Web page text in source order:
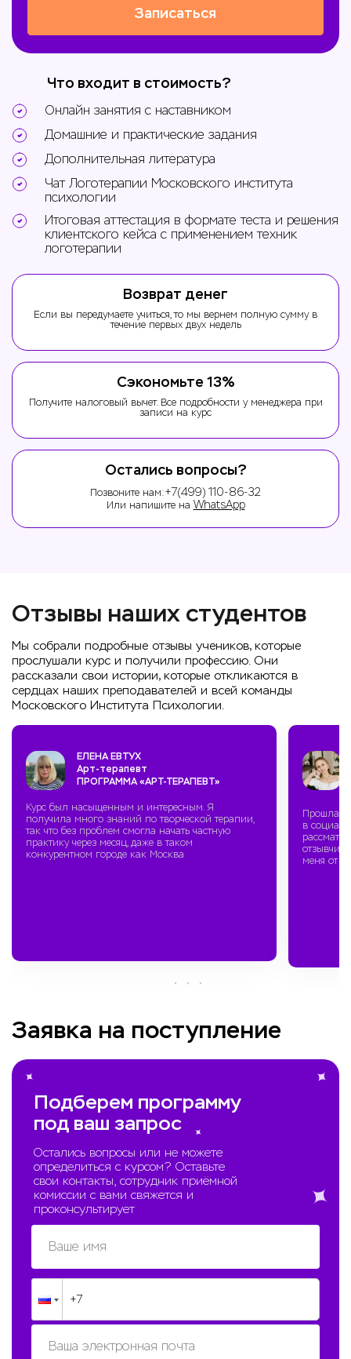
Записаться
Что входит в стоимость?
Онлайн занятия с наставником
Домашние и практические задания
Дополнительная литература
Чат Логотерапии Московского института
психологии
Итоговая аттестация в формате теста и решения
клиентского кейса с применением техник
логотерапии
Возврат денег
Если вы передумаете учиться, то мы вернем полную сумму в
течение первых двух недель
Сэкономьте 13%
Получите налоговый вычет. Все подробности у менеджера при
записи на курс
Остались вопросы?
Позвоните нам:+7(499) 110-86-32
Или напишите на WhatsApp
Отзывы наших студентов
Мы собрали подробные отзывы учеников, которые
прослушали курс и получили профессию. Они
рассказали свои истории, которые откликаются в
сердцах наших преподавателей и всей команды
Московского Института Психологии.
ЕЛЕНА ЕВТУХ
Арт-терапевт
ПРОГРАММА «АРТ-ТЕРАПЕВТ»
Курс был насыщенным и интересным. Я
получила много знаний по творческой терапии,
так что без проблем смогла начать частную
практику через месяц, даже в таком
конкурентном городе как Москва
Прошла
в
меня от
Заявка на поступление
Подберем программу
под ваш запрос
Остались вопросы или не можете
определиться с курсом? Оставьте
свои контакты, сотрудник приёмной
комиссии с вами свяжется и
проконсультирует